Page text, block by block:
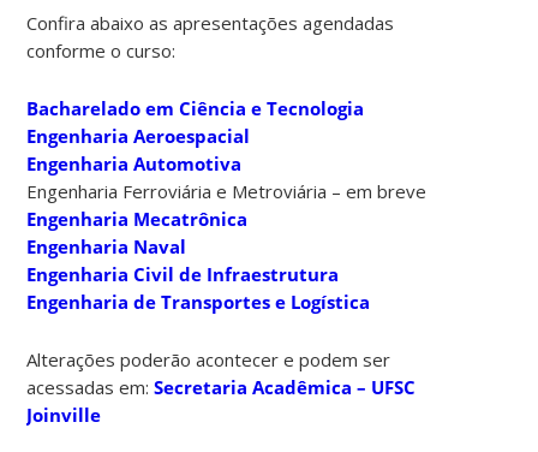
Confira abaixo as apresentações agendadas
conforme o curso:
Bacharelado em Ciência e Tecnologia
Engenharia Aeroespacial
Engenharia Automotiva
Engenharia Ferroviária e Metroviária – em breve
Engenharia Mecatrônica
Engenharia Naval
Engenharia Civil de Infraestrutura
Engenharia de Transportes e Logística
Alterações poderão acontecer e podem ser
acessadas em:Secretaria Acadêmica – UFSC
Joinville